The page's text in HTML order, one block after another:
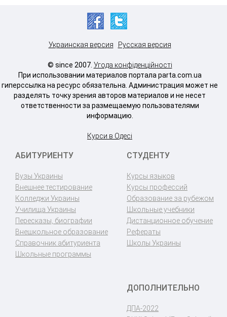
Украинская версия Русская версия
© since 2007. Угода конфіденційності
При использовании материалов портала parta.com.ua
гиперссылка на ресурс обязательна. Администрация может не
разделять точку зрения авторов материалов и не несет
ответственности за размещаемую пользователями
информацию.
Курси в Одесі
АБИТУРИЕНТУ
Вузы Украины
Внешнее тестирование
Колледжи Украины
Училища Украины
Пересказы, биографии
Внешкольное образование
Справочник абитуриента
Школьные программы
СТУДЕНТУ
Курсы языков
Курсы профессий
Образование за рубежом
Школьные учебники
Дистанционное обучение
Рефераты
Школы Украины
ДОПОЛНИТЕЛЬНО
ДПА-2022